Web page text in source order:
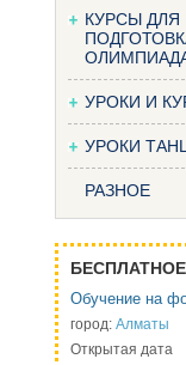
КУРСЫ ДЛЯ
УРОКИ И
УРОКИ
РАЗНОЕ
Обучение на
город: Алматы
Открытая дата